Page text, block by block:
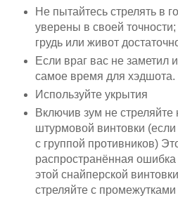
Не пытайтесь стрелять в
уверены в своей
грудь или живот
Если враг вас не заметил
самое время для хэдшота.
Используйте укрытия
Включив зум не стреляйте
штурмовой винтовки
с группой противников)
распространённая
этой снайперской
стреляйте с промежутками